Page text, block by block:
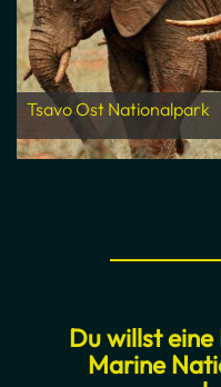
Tsavo Ost Nationalpark
Du willst eine
Marine